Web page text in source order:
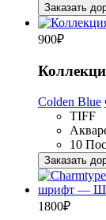
Заказать
900₽
Colden Blue
TIFF
10
Заказать
1800₽